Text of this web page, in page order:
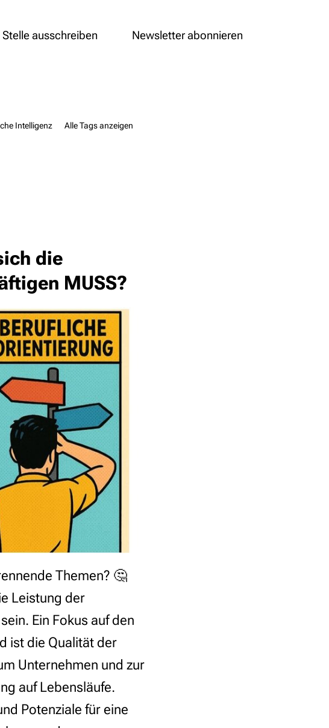
Stelle ausschreiben Newsletter abonnieren
Intelligenz Alle Tags anzeigen
die
MUSS?
Themen? 🤔
Leistung der
Ein Fokus auf den
ist die Qualität der
Unternehmen und zur
auf Lebensläufe.
Potenziale für eine